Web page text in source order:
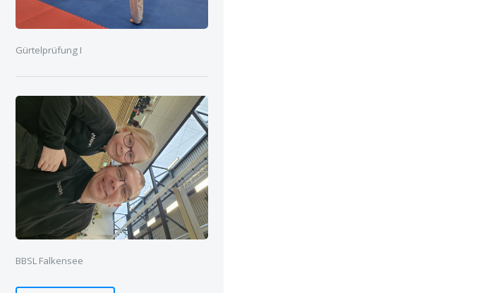
Gürtelprüfung I
BBSL Falkensee